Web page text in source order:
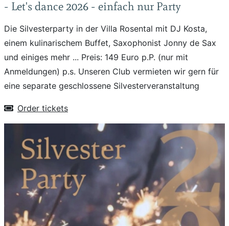
- Let's dance 2026 - einfach nur Party
Die Silvesterparty in der Villa Rosental mit DJ Kosta,
einem kulinarischem Buffet, Saxophonist Jonny de Sax
und einiges mehr ... Preis: 149 Euro p.P. (nur mit
Anmeldungen) p.s. Unseren Club vermieten wir gern für
eine separate geschlossene Silvesterveranstaltung
Order tickets